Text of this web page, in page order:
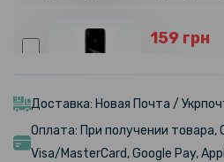
159 грн
iPhone XS на заднюю панель,
159 грн
Доставка: Новая Почта /
Оплата: При получении товара,
Visa/MasterCard, Google Pay,